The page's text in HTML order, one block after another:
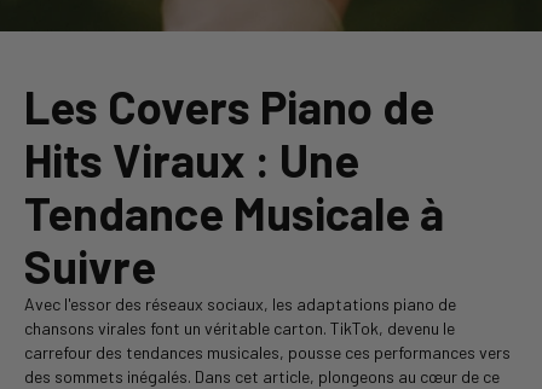
Les Covers Piano de
Hits Viraux : Une
Tendance Musicale à
Suivre
Avec l'essor des réseaux sociaux, les adaptations piano de
chansons virales font un véritable carton. TikTok, devenu le
carrefour des tendances musicales, pousse ces performances vers
des sommets inégalés. Dans cet article, plongeons au cœur de ce